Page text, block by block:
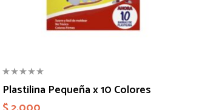
Plastilina Pequeña x 10 Colores